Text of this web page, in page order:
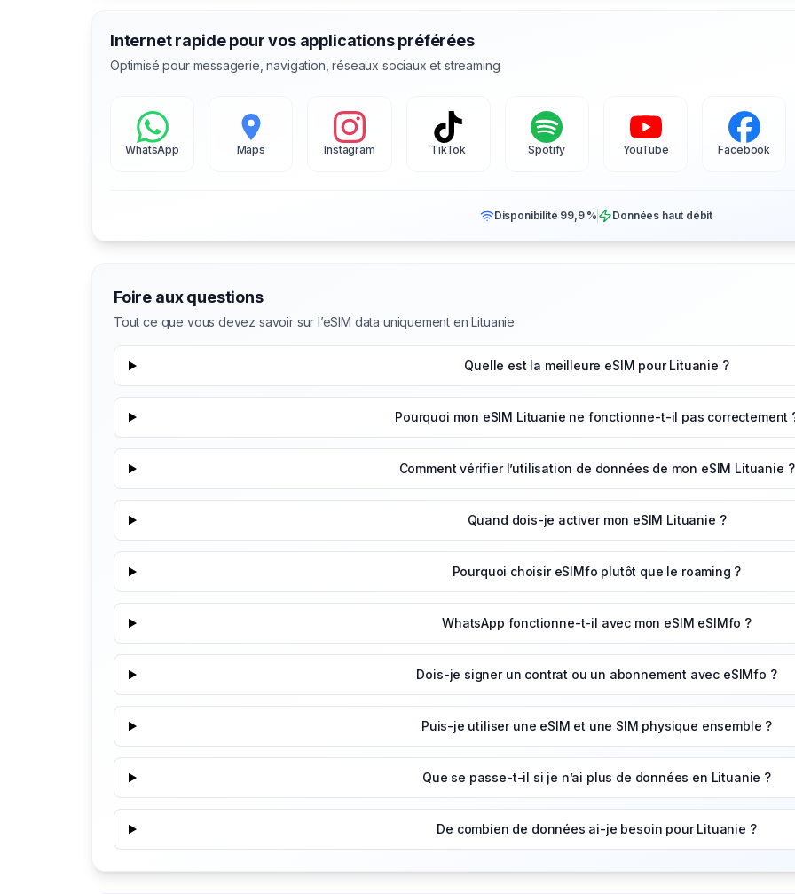
Internet rapide pour vos applications préférées
Optimisé pour messagerie, navigation, réseaux sociaux et streaming
WhatsApp Maps Instagram TikTok Spotify YouTube Facebook
Disponibilité 99,9 % Données haut débit
Foire aux questions
Tout ce que vous devez savoir sur l’eSIM data uniquement en Lituanie
Quelle est la meilleure eSIM pour Lituanie ?
Pourquoi mon eSIM Lituanie ne fonctionne-t-il pas correctement
Comment vérifier l’utilisation de données de mon eSIM Lituanie ?
Quand dois-je activer mon eSIM Lituanie ?
Pourquoi choisir eSIMfo plutôt que le roaming ?
WhatsApp fonctionne-t-il avec mon eSIM eSIMfo ?
Dois-je signer un contrat ou un abonnement avec eSIMfo ?
Puis-je utiliser une eSIM et une SIM physique ensemble ?
Que se passe-t-il si je n’ai plus de données en Lituanie ?
De combien de données ai-je besoin pour Lituanie ?